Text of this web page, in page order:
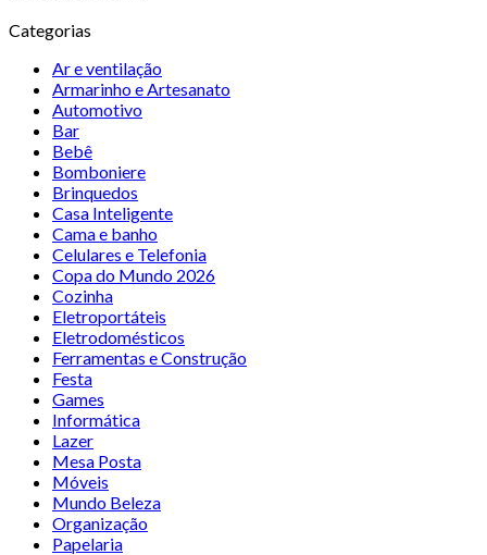
Categorias
Ar e ventilação
Armarinho e Artesanato
Automotivo
Bar
Bebê
Bomboniere
Brinquedos
Casa Inteligente
Cama e banho
Celulares e Telefonia
Copa do Mundo 2026
Cozinha
Eletroportáteis
Eletrodomésticos
Ferramentas e Construção
Festa
Games
Informática
Lazer
Mesa Posta
Móveis
Mundo Beleza
Organização
Papelaria